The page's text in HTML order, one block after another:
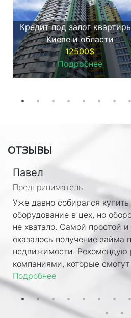
Кредит под залог
Киеве и области
12500$
Подробнее
ОТЗЫВЫ
Павел
Предприниматель
Уже давно собирался купить
оборудование в цех, но
не хватало. Самой простой
оказалось получение займа
недвижимости. Рекомендую
компаниями, которые смогут
Подробнее